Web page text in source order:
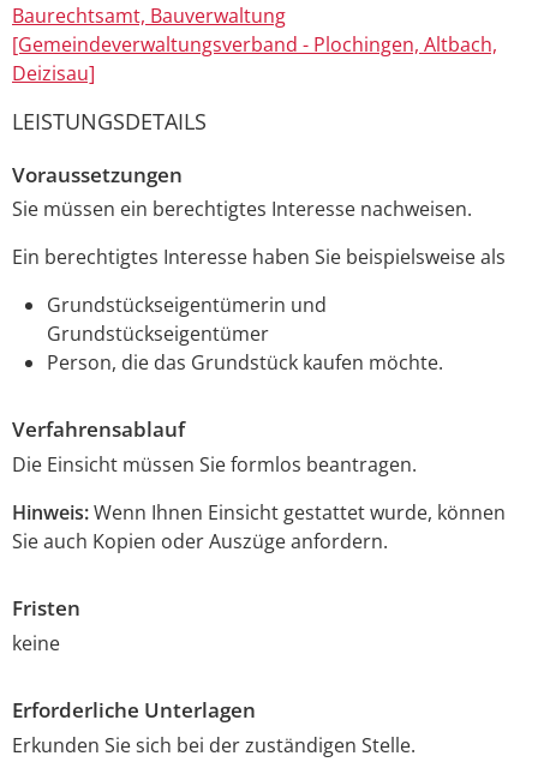
Baurechtsamt, Bauverwaltung
[Gemeindeverwaltungsverband - Plochingen, Altbach,
Deizisau]
LEISTUNGSDETAILS
Voraussetzungen
Sie müssen ein berechtigtes Interesse nachweisen.
Ein berechtigtes Interesse haben Sie beispielsweise als
Grundstückseigentümerin und
Grundstückseigentümer
Person, die das Grundstück kaufen möchte.
Verfahrensablauf
Die Einsicht müssen Sie formlos beantragen.
Hinweis:Wenn Ihnen Einsicht gestattet wurde, können
Sie auch Kopien oder Auszüge anfordern.
Fristen
keine
Erforderliche Unterlagen
Erkunden Sie sich bei der zuständigen Stelle.